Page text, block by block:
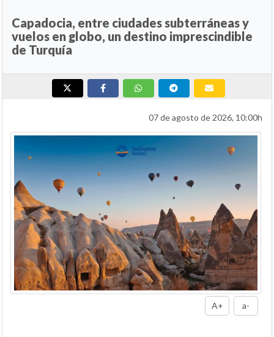
Capadocia, entre ciudades subterráneas y
vuelos en globo, un destino imprescindible
de Turquía
07 de agosto de 2026, 10:00h
A+ a-